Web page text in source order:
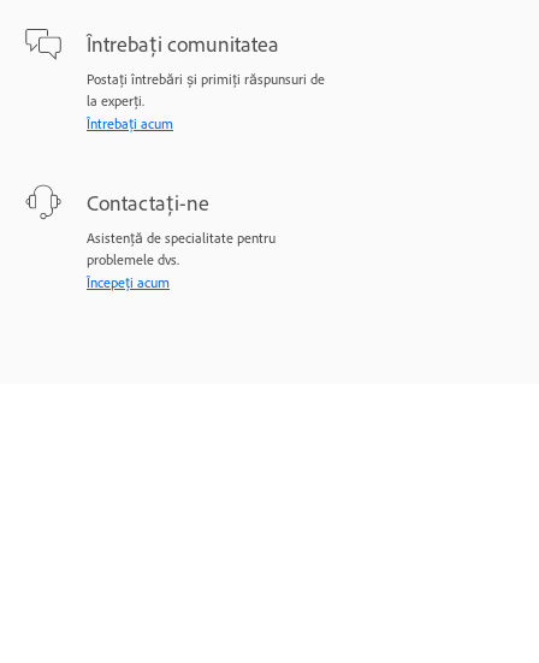
Întrebați comunitatea
Postați întrebări și primiți răspunsuri de
la experți.
Întrebați acum
Contactați-ne
Asistență de specialitate pentru
problemele dvs.
Începeți acum